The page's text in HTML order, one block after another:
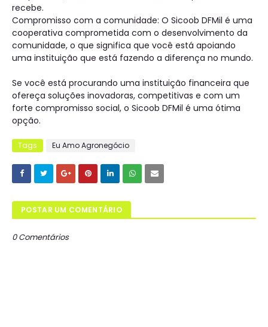
recebe.
Compromisso com a comunidade: O Sicoob DFMil é uma
cooperativa comprometida com o desenvolvimento da
comunidade, o que significa que você está apoiando
uma instituição que está fazendo a diferença no mundo.
Se você está procurando uma instituição financeira que
ofereça soluções inovadoras, competitivas e com um
forte compromisso social, o Sicoob DFMil é uma ótima
opção.
Tags Eu Amo Agronegócio
POSTAR UM COMENTÁRIO
0 Comentários